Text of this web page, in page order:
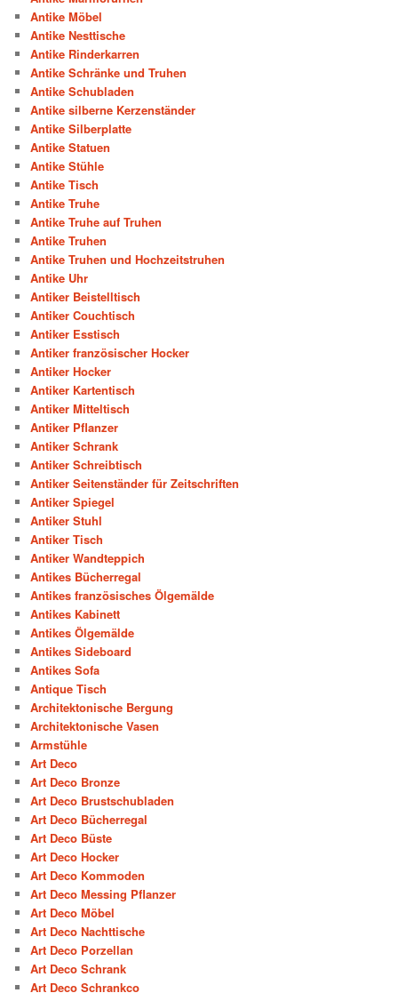
Antike Möbel
Antike Nesttische
Antike Rinderkarren
Antike Schränke und Truhen
Antike Schubladen
Antike silberne Kerzenständer
Antike Silberplatte
Antike Statuen
Antike Stühle
Antike Tisch
Antike Truhe
Antike Truhe auf Truhen
Antike Truhen
Antike Truhen und Hochzeitstruhen
Antike Uhr
Antiker Beistelltisch
Antiker Couchtisch
Antiker Esstisch
Antiker französischer Hocker
Antiker Hocker
Antiker Kartentisch
Antiker Mitteltisch
Antiker Pflanzer
Antiker Schrank
Antiker Schreibtisch
Antiker Seitenständer für Zeitschriften
Antiker Spiegel
Antiker Stuhl
Antiker Tisch
Antiker Wandteppich
Antikes Bücherregal
Antikes französisches Ölgemälde
Antikes Kabinett
Antikes Ölgemälde
Antikes Sideboard
Antikes Sofa
Antique Tisch
Architektonische Bergung
Architektonische Vasen
Armstühle
Art Deco
Art Deco Bronze
Art Deco Brustschubladen
Art Deco Bücherregal
Art Deco Büste
Art Deco Hocker
Art Deco Kommoden
Art Deco Messing Pflanzer
Art Deco Möbel
Art Deco Nachttische
Art Deco Porzellan
Art Deco Schrank
Art Deco Schrankco